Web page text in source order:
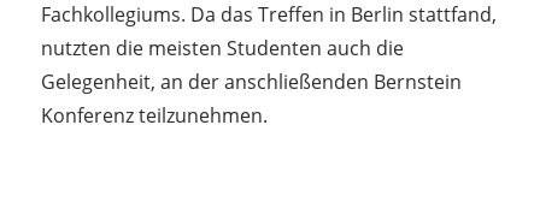
Fachkollegiums. Da das Treffen in Berlin stattfand,
nutzten die meisten Studenten auch die
Gelegenheit, an der anschließenden Bernstein
Konferenz teilzunehmen.